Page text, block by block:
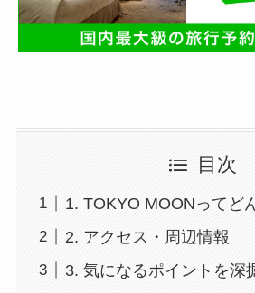
目次
1. TOKYO MOONってど
2. アクセス・周辺情報
3. 気になるポイントを深